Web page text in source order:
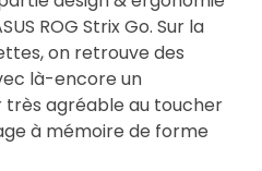
ROG Strix Go. Sur la
on retrouve des
là-encore un
agréable au toucher
à mémoire de forme